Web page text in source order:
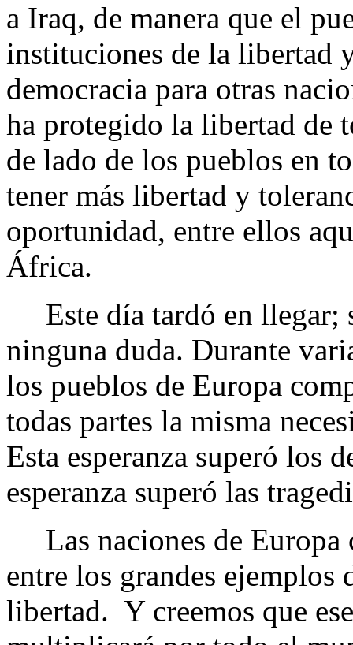
a Iraq, de manera que el
instituciones de la libertad
democracia para otras
ha protegido la libertad de
de lado de los pueblos en
tener más libertad y
oportunidad, entre ellos
África.
Este día tardó en llegar;
ninguna duda. Durante
los pueblos de Europa
todas partes la misma
Esta esperanza superó los
esperanza superó las
Las naciones de Europa
entre los grandes ejemplos
libertad. Y creemos que